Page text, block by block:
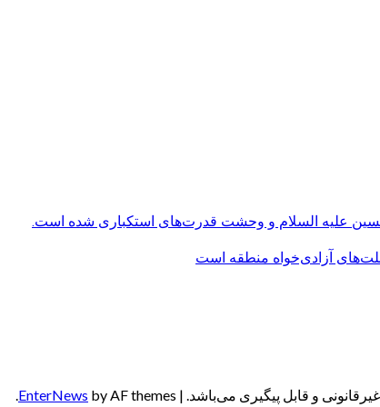
علیه السلام و وحشت قدرت‌های استکباری شده است.
آزادی‌خواه منطقه است
و قابل پیگیری می‌باشد. |
EnterNews by AF themes.